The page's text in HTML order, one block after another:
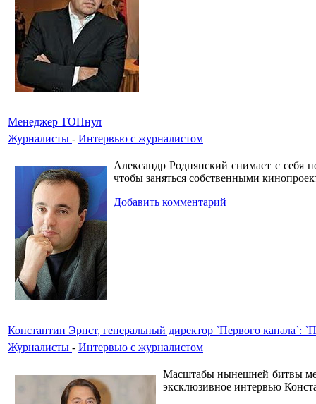
Менеджер ТОПнул
Журналисты - Интервью с журналистом
Александр Роднянский снимает с себя
чтобы заняться собственными
Добавить комментарий
Константин Эрнст, генеральный директор `Первого канала`:
Журналисты - Интервью с журналистом
Масштабы нынешней битвы
эксклюзивное интервью